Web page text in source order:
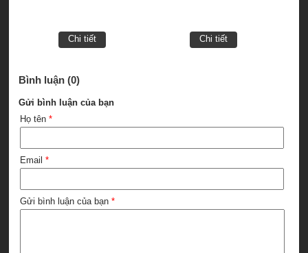
Chi tiết Chi tiết
Bình luận (0)
Gửi bình luận của bạn
Họ tên *
Email *
Gửi bình luận của bạn *